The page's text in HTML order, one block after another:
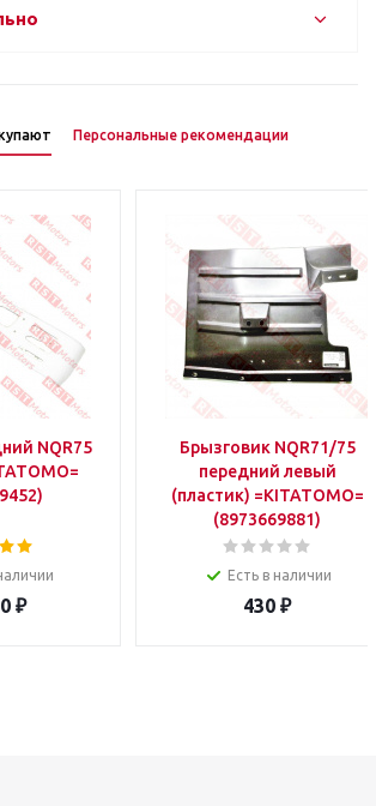
Персональные рекомендации
NQR75
₽
Брызговик NQR71/75
передний левый
(пластик) =KITATOMO=
(8973669881)
Есть в наличии
430 ₽